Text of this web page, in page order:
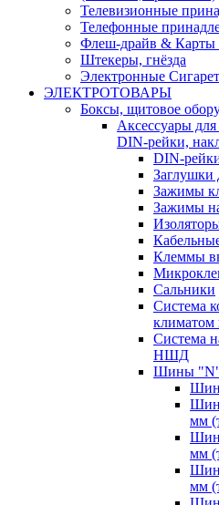
Телевизионные
Телефонные
Флеш-драйв & Карты
Штекеры, гнёзда
Электронные
ЭЛЕКТРОТОВАРЫ
Боксы, щитовое
Аксессуары
DIN-рейки,
DIN-
Заглушки
Зажимы
Зажимы
Клеммы
Сальники
Система
климатом
Система
НШД
Шины "N"
мм
мм
мм